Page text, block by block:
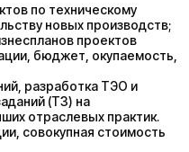
по техническому
новых производств;
проектов
бюджет, окупаемость,
разработка ТЭО и
(ТЗ) на
отраслевых практик.
совокупная стоимость